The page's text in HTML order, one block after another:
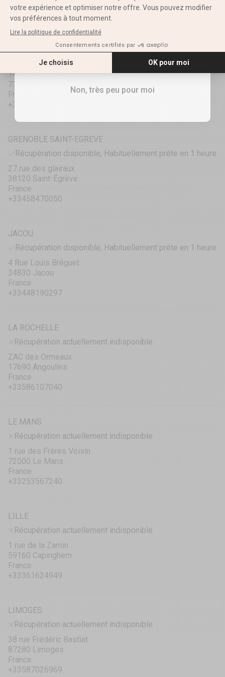
+33250540707
Récupération disponible, Habituellement prête en 1 heure
1423 Avenue des Landiers
73000 Chambéry
France
+33458440040
GRENOBLE SAINT-EGREVE
Récupération disponible, Habituellement prête en 1 heure
27 rue des glairaux
38120 Saint-Égrève
France
+33458470050
JACOU
Récupération disponible, Habituellement prête en 1 heure
4 Rue Louis Bréguet
34830 Jacou
France
+33448190297
LA ROCHELLE
Récupération actuellement indisponible
ZAC des Ormeaux
17690 Angoulins
France
+33586107040
LE MANS
Récupération actuellement indisponible
1 rue des Frères Voisin
72000 Le Mans
France
+33253567240
LILLE
Récupération actuellement indisponible
1 rue de la Zamin
59160 Capinghem
France
+33361624949
LIMOGES
Récupération actuellement indisponible
38 rue Frédéric Bastiat
87280 Limoges
France
+33587026969
E-mail
RECEVOIR MES 10%
Non, très peu pour moi